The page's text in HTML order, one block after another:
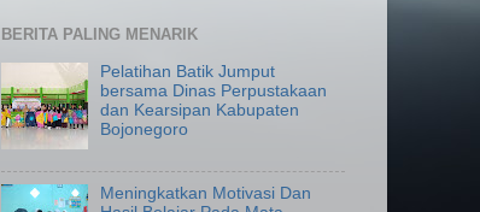
BERITA PALING MENARIK
Pelatihan Batik Jumput
bersama Dinas Perpustakaan
dan Kearsipan Kabupaten
Bojonegoro
Meningkatkan Motivasi Dan